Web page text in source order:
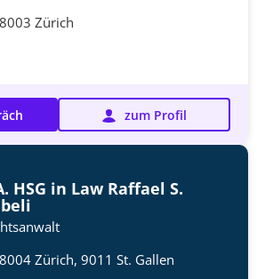
8003 Zürich
zum Profil
HSG in Law Raffael S.
8004 Zürich, 9011 St. Gallen